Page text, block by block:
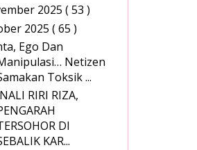
2025 ( 53 )
2025 ( 65 )
Ego Dan
Netizen
Toksik ...
RIRI RIZA,
DI
KAR...